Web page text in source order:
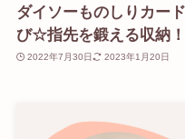
ダイソーものしりカー
び☆指先を鍛える収納！
2022年7月30日 2023年1月20日